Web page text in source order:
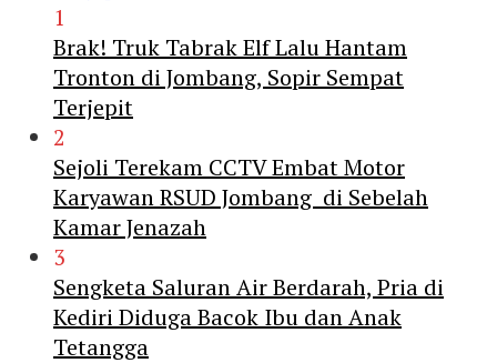
1
Brak! Truk Tabrak Elf Lalu Hantam
Tronton di Jombang, Sopir Sempat
Terjepit
2
Sejoli Terekam CCTV Embat Motor
Karyawan RSUD Jombang di Sebelah
Kamar Jenazah
3
Sengketa Saluran Air Berdarah, Pria di
Kediri Diduga Bacok Ibu dan Anak
Tetangga